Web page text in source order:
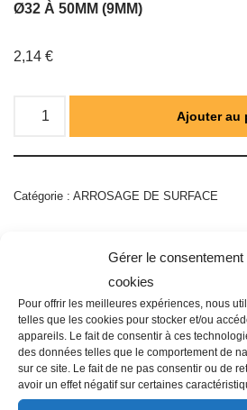
Gérer le consentement
cookies
Pour offrir les meilleures expériences, nous
telles que les cookies pour stocker et/ou
appareils. Le fait de consentir à ces
des données telles que le comportement de
sur ce site. Le fait de ne pas consentir ou de
avoir un effet négatif sur certaines
Ø32 À 50MM (9MM)
2,14 €
Ajouter au
Catégorie : ARROSAGE DE SURFACE
Famille : C04
Diamètre : 32 à 50 mm